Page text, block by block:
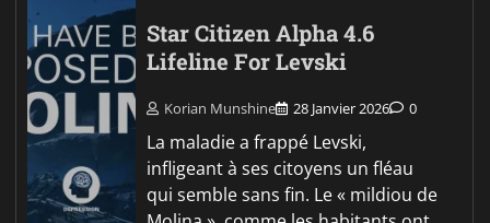
Star Citizen Alpha 4.6
Lifeline For Levski
Korian Munshine 28 Janvier 2026 0
La maladie a frappé Levski,
infligeant à ses citoyens un fléau
qui semble sans fin. Le « mildiou de